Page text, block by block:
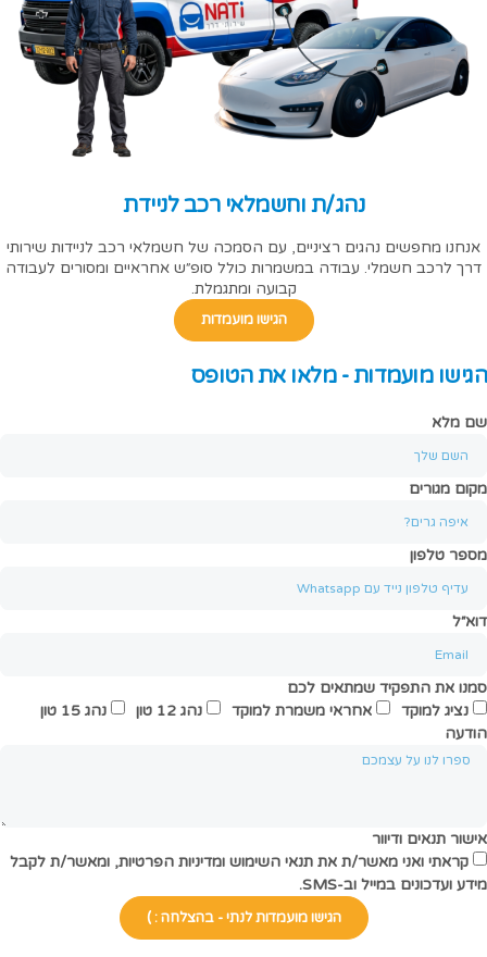
נהג/ת וחשמלאי רכב לניידת
אנחנו מחפשים נהגים רציניים, עם הסמכה של חשמלאי רכב לניידות שירותי
דרך לרכב חשמלי. עבודה במשמרות כולל סופ״ש אחראיים ומסורים לעבודה
קבועה ומתגמלת.
הגישו מועמדות
הגישו מועמדות - מלאו את הטופס
שם מלא
מקום מגורים
מספר טלפון
דוא״ל
סמנו את התפקיד שמתאים לכם
נציג למוקד
אחראי משמרת למוקד נהג 12 טון
נהג 15 טון
הודעה
אישור תנאים ודיוור
קראתי ואני מאשר/ת את תנאי השימוש ומדיניות הפרטיות, ומאשר/ת לקבל
מידע ועדכונים במייל וב-SMS.
הגישו מועמדות לנתי - בהצלחה : )